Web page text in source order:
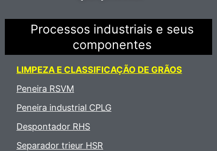
Processos industriais e seus
componentes
LIMPEZA E CLASSIFICAÇÃO DE GRÃOS
Peneira RSVM
Peneira industrial CPLG
Despontador RHS
Separador trieur HSR